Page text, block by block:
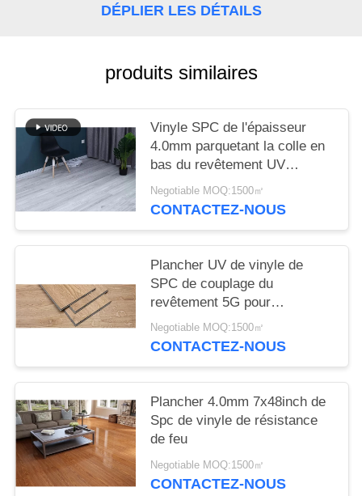
DÉPLIER LES DÉTAILS
produits similaires
Vinyle SPC de l'épaisseur
4.0mm parquetant la colle en
bas du revêtement UV
183mmx1220mm
Negotiable MOQ:1500㎡
CONTACTEZ-NOUS
Plancher UV de vinyle de
SPC de couplage du
revêtement 5G pour
résidentiel
Negotiable MOQ:1500㎡
CONTACTEZ-NOUS
Plancher 4.0mm 7x48inch de
Spc de vinyle de résistance
de feu
Negotiable MOQ:1500㎡
CONTACTEZ-NOUS